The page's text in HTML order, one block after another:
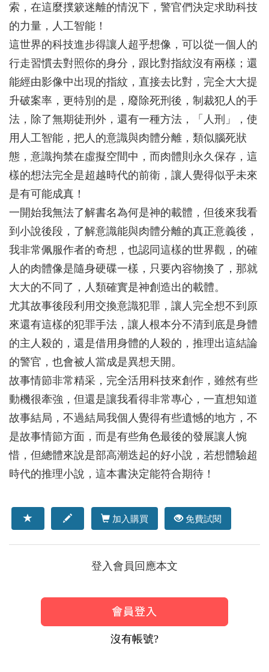
索，在這麼撲簌迷離的情況下，警官們決定求助科技
的力量，人工智能！
這世界的科技進步得讓人超乎想像，可以從一個人的
行走習慣去對照你的身分，跟比對指紋沒有兩樣；還
能經由影像中出現的指紋，直接去比對，完全大大提
升破案率，更特別的是，廢除死刑後，制裁犯人的手
法，除了無期徒刑外，還有一種方法，「人刑」，使
用人工智能，把人的意識與肉體分離，類似腦死狀
態，意識拘禁在虛擬空間中，而肉體則永久保存，這
樣的想法完全是超越時代的前衛，讓人覺得似乎未來
是有可能成真！
一開始我無法了解書名為何是神的載體，但後來我看
到小說後段，了解意識能與肉體分離的真正意義後，
我非常佩服作者的奇想，也認同這樣的世界觀，的確
人的肉體像是隨身硬碟一樣，只要內容物換了，那就
大大的不同了，人類確實是神創造出的載體。
尤其故事後段利用交換意識犯罪，讓人完全想不到原
來還有這樣的犯罪手法，讓人根本分不清到底是身體
的主人殺的，還是借用身體的人殺的，推理出這結論
的警官，也會被人當成是異想天開。
故事情節非常精采，完全活用科技來創作，雖然有些
動機很牽強，但還是讓我看得非常專心，一直想知道
故事結局，不過結局我個人覺得有些遺憾的地方，不
是故事情節方面，而是有些角色最後的發展讓人惋
惜，但總體來說是部高潮迭起的好小說，若想體驗超
時代的推理小說，這本書決定能符合期待！
加入購買 免費試閱
登入會員回應本文
沒有帳號?